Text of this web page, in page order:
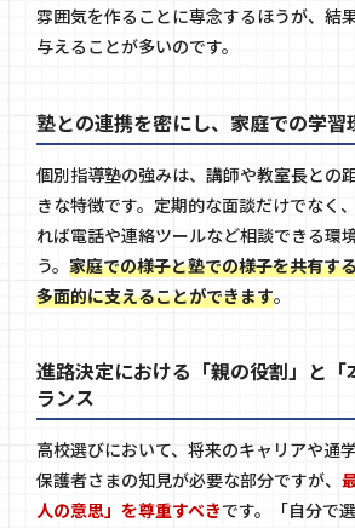
雰囲気を作ることに専念するほうが、結
与えることが多いのです。
塾との連携を密にし、家庭での学習
個別指導塾の強みは、講師や教室長との
きな特徴です。定期的な面談だけでなく
れば電話や連絡ツールなど相談できる環
う。 家庭での様子と塾での様子を共有す
多面的に支えることができます。
進路決定における「親の役割」と「
ランス
高校選びにおいて、将来のキャリアや通
保護者さまの知見が必要な部分ですが、
人の意思」を尊重すべきです。「自分で